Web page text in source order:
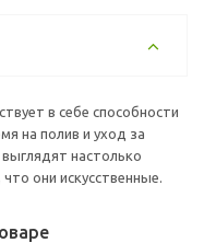
в себе способности
на полив и уход за
настолько
они искусственные.